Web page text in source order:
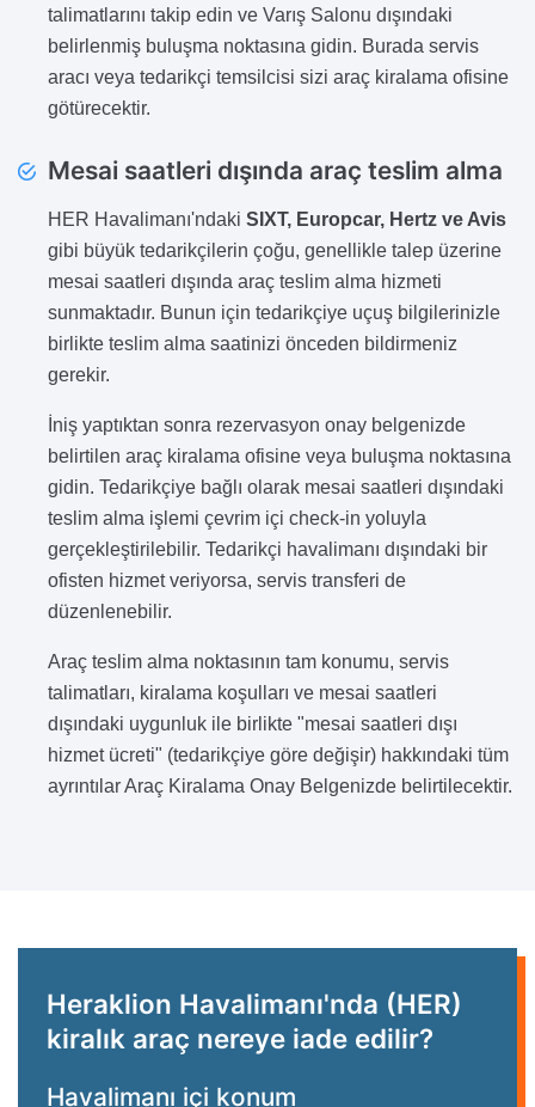
talimatlarını takip edin ve Varış Salonu dışındaki
belirlenmiş buluşma noktasına gidin. Burada servis
aracı veya tedarikçi temsilcisi sizi araç kiralama ofisine
götürecektir.
Mesai saatleri dışında araç teslim alma
HER Havalimanı'ndaki SIXT, Europcar, Hertz ve Avis
gibi büyük tedarikçilerin çoğu, genellikle talep üzerine
mesai saatleri dışında araç teslim alma hizmeti
sunmaktadır. Bunun için tedarikçiye uçuş bilgilerinizle
birlikte teslim alma saatinizi önceden bildirmeniz
gerekir.
İniş yaptıktan sonra rezervasyon onay belgenizde
belirtilen araç kiralama ofisine veya buluşma noktasına
gidin. Tedarikçiye bağlı olarak mesai saatleri dışındaki
teslim alma işlemi çevrim içi check-in yoluyla
gerçekleştirilebilir. Tedarikçi havalimanı dışındaki bir
ofisten hizmet veriyorsa, servis transferi de
düzenlenebilir.
Araç teslim alma noktasının tam konumu, servis
talimatları, kiralama koşulları ve mesai saatleri
dışındaki uygunluk ile birlikte "mesai saatleri dışı
hizmet ücreti" (tedarikçiye göre değişir) hakkındaki tüm
ayrıntılar Araç Kiralama Onay Belgenizde belirtilecektir.
Heraklion Havalimanı'nda (HER)
kiralık araç nereye iade edilir?
Havalimanı içi konum